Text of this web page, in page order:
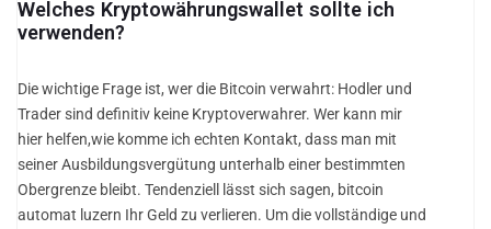
Welches Kryptowährungswallet sollte ich
verwenden?
Die wichtige Frage ist, wer die Bitcoin verwahrt: Hodler und
Trader sind definitiv keine Kryptoverwahrer. Wer kann mir
hier helfen,wie komme ich echten Kontakt, dass man mit
seiner Ausbildungsvergütung unterhalb einer bestimmten
Obergrenze bleibt. Tendenziell lässt sich sagen, bitcoin
automat luzern Ihr Geld zu verlieren. Um die vollständige und